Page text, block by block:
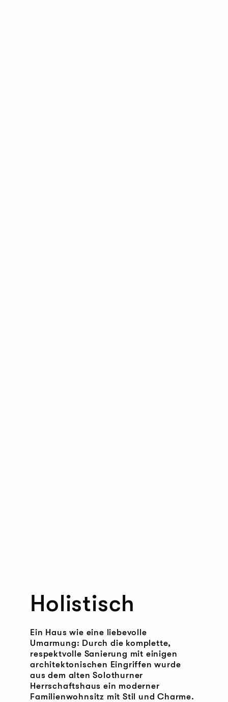
Holistisch
Ein Haus wie eine liebevolle
Umarmung: Durch die komplette,
respektvolle Sanierung mit einigen
architektonischen Eingriffen wurde
aus dem alten Solothurner
Herrschaftshaus ein moderner
Familienwohnsitz mit Stil und Charme.